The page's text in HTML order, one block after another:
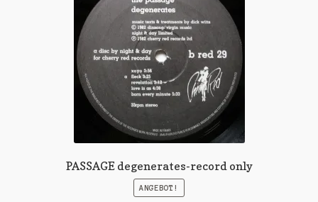
PASSAGE degenerates-record only
ANGEBOT!